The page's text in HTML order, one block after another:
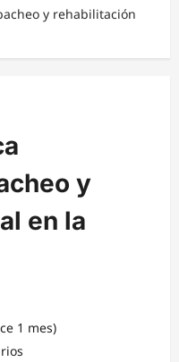
y rehabilitación
y
en la
1 mes)